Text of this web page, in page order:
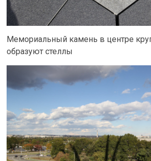
Мемориальный камень в центре
образуют стеллы